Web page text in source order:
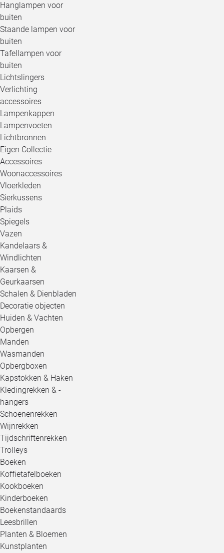
Hanglampen voor
buiten
Staande lampen voor
buiten
Tafellampen voor
buiten
Lichtslingers
Verlichting
accessoires
Lampenkappen
Lampenvoeten
Lichtbronnen
Eigen Collectie
Accessoires
Woonaccessoires
Vloerkleden
Sierkussens
Plaids
Spiegels
Vazen
Kandelaars &
Windlichten
Kaarsen &
Geurkaarsen
Schalen & Dienbladen
Decoratie objecten
Huiden & Vachten
Opbergen
Manden
Wasmanden
Opbergboxen
Kapstokken & Haken
Kledingrekken & -
hangers
Schoenenrekken
Wijnrekken
Tijdschriftenrekken
Trolleys
Boeken
Koffietafelboeken
Kookboeken
Kinderboeken
Boekenstandaards
Leesbrillen
Planten & Bloemen
Kunstplanten